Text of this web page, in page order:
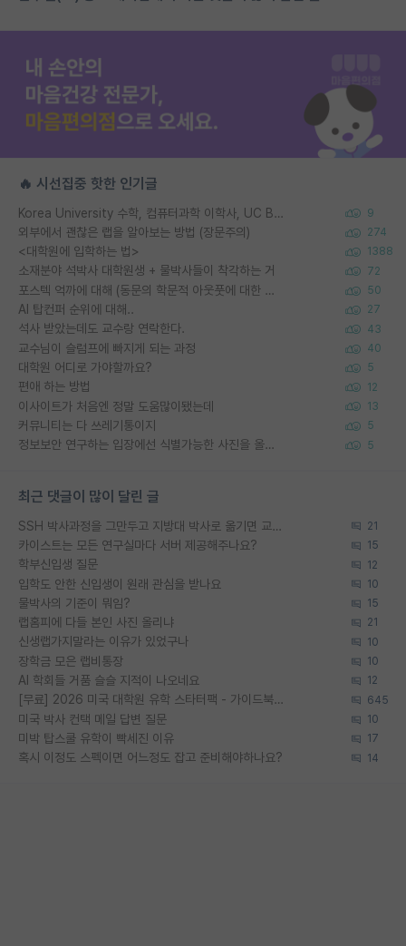
🔥 시선집중 핫한 인기글
Korea University 수학, 컴퓨터과학 이학사, UC Berkeley 산업공학 대학원 공학박사가 되는 것은 쉽지 않겠죠? 9
외부에서 괜찮은 랩을 알아보는 방법 (장문주의) 274
<대학원에 입학하는 법> 1388
소재분야 석박사 대학원생 + 물박사들이 착각하는 거 72
포스텍 억까에 대해 (동문의 학문적 아웃풋에 대한 반박) 50
AI 탑컨퍼 순위에 대해.. 27
석사 받았는데도 교수랑 연락한다. 43
교수님이 슬럼프에 빠지게 되는 과정 40
대학원 어디로 가야할까요? 5
편애 하는 방법 12
이사이트가 처음엔 정말 도움많이됐는데 13
커뮤니티는 다 쓰레기통이지 5
정보보안 연구하는 입장에선 식별가능한 사진을 올리는건 비추이긴함 5
최근 댓글이 많이 달린 글
SSH 박사과정을 그만두고 지방대 박사로 옮기면 교수의 꿈은 끝일까요? 21
카이스트는 모든 연구실마다 서버 제공해주나요? 15
학부신입생 질문 12
입학도 안한 신입생이 원래 관심을 받나요 10
물박사의 기준이 뭐임? 15
랩홈피에 다들 본인 사진 올리냐 21
신생랩가지말라는 이유가 있었구나 10
장학금 모은 랩비통장 10
AI 학회들 거품 슬슬 지적이 나오네요 12
[무료] 2026 미국 대학원 유학 스타터팩 - 가이드북 & 합격자 컨택메일 템플릿 645
미국 박사 컨택 메일 답변 질문 10
미박 탑스쿨 유학이 빡세진 이유 17
혹시 이정도 스펙이면 어느정도 잡고 준비해야하나요? 14